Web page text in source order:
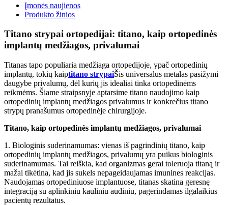
Įmonės naujienos
Produkto žinios
Titano strypai ortopedijai: titano, kaip ortopedinės
implantų medžiagos, privalumai
Titanas tapo populiaria medžiaga ortopedijoje, ypač ortopedinių
implantų, tokių kaiptitano strypaiŠis universalus metalas pasižymi
daugybe privalumų, dėl kurių jis idealiai tinka ortopedinėms
reikmėms. Šiame straipsnyje aptarsime titano naudojimo kaip
ortopedinių implantų medžiagos privalumus ir konkrečius titano
strypų pranašumus ortopedinėje chirurgijoje.
Titano, kaip ortopedinės implantų medžiagos, privalumai
1. Biologinis suderinamumas: vienas iš pagrindinių titano, kaip
ortopedinių implantų medžiagos, privalumų yra puikus biologinis
suderinamumas. Tai reiškia, kad organizmas gerai toleruoja titaną ir
mažai tikėtina, kad jis sukels nepageidaujamas imunines reakcijas.
Naudojamas ortopediniuose implantuose, titanas skatina geresnę
integraciją su aplinkiniu kauliniu audiniu, pagerindamas ilgalaikius
pacientų rezultatus.